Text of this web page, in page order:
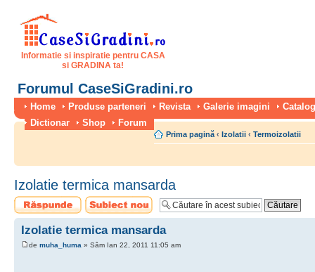
Informatie si inspiratie pentru CASA
si GRADINA ta!
Forumul CaseSiGradini.ro
Home Produse parteneri Revista Galerie imagini
Dictionar
Shop Forum
Prima pagină ‹ Izolatii ‹ Termoizolatii
Izolatie termica mansarda
Scrie un răspuns
Scrie un subiect
nou
Izolatie termica mansarda
de muha_huma » Sâm Ian 22, 2011 11:05 am